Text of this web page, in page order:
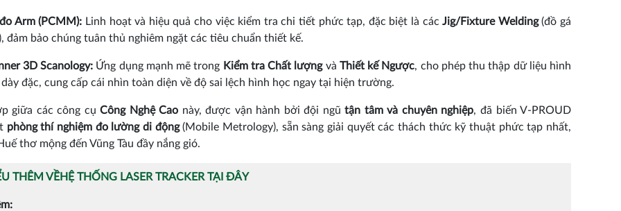
Arm (PCMM): Linh hoạt và hiệu quả cho việc kiểm tra chi tiết phức tạp, đặc biệt là cácJig/Fixture Welding(đồ gá
đảm bảo chúng tuân thủ nghiêm ngặt các tiêu chuẩn thiết kế.
3D Scanology: Ứng dụng mạnh mẽ trong Kiểm tra Chất lượngvà Thiết kế Ngược, cho phép thu thập dữ liệu hình
dày đặc, cung cấp cái nhìn toàn diện về độ sai lệch hình học ngay tại hiện trường.
giữa các công cụCông Nghệ Cao này, được vận hành bởi đội ngũtận tâm và chuyên nghiệp, đã biến V-PROUD
phòng thí nghiệm đo lường di động(Mobile Metrology), sẵn sàng giải quyết các thách thức kỹ thuật phức tạp nhất,
thơ mộng đến Vũng Tàu đầy nắng gió.
THÊM VỀHỆ THỐNG LASER TRACKER TẠI ĐÂY